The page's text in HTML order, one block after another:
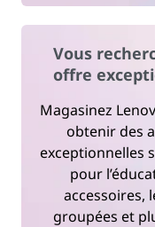
Vous
offre
Magasinez
obtenir des
exceptionnelles
pour
accessoires,
groupées et